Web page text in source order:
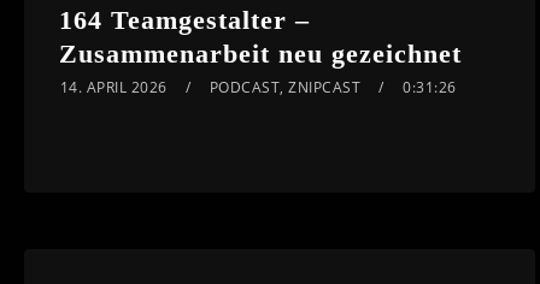
164 Teamgestalter –
Zusammenarbeit neu gezeichnet
14. APRIL 2026 PODCAST,ZNIPCAST 0:31:26